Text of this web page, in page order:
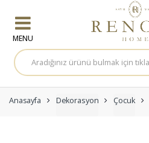
A
r
a
a
:
Anasayfa Dekorasyon Çocuk